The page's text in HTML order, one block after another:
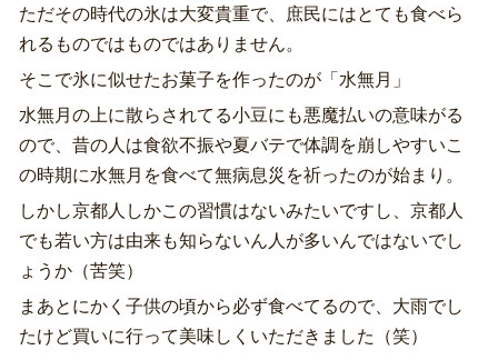
ただその時代の氷は大変貴重で、庶民にはとても食べら
れるものではものではありません。
そこで氷に似せたお菓子を作ったのが「水無月」
水無月の上に散らされてる小豆にも悪魔払いの意味がる
ので、昔の人は食欲不振や夏バテで体調を崩しやすいこ
の時期に水無月を食べて無病息災を祈ったのが始まり。
しかし京都人しかこの習慣はないみたいですし、京都人
でも若い方は由来も知らないん人が多いんではないでし
ょうか（苦笑）
まあとにかく子供の頃から必ず食べてるので、大雨でし
たけど買いに行って美味しくいただきました（笑）